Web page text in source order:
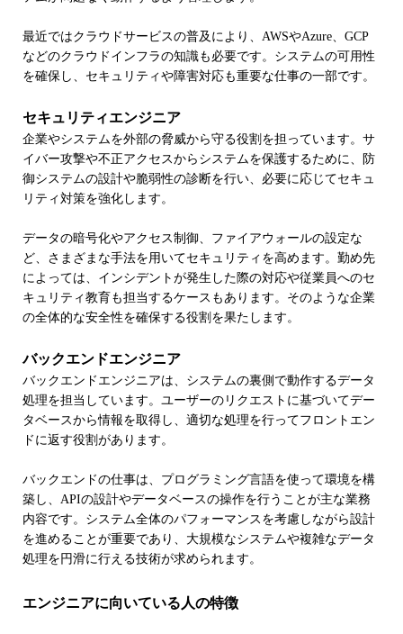
最近ではクラウドサービスの普及により、AWSやAzure、GCP
などのクラウドインフラの知識も必要です。システムの可用性
を確保し、セキュリティや障害対応も重要な仕事の一部です。
セキュリティエンジニア
企業やシステムを外部の脅威から守る役割を担っています。サ
イバー攻撃や不正アクセスからシステムを保護するために、防
御システムの設計や脆弱性の診断を行い、必要に応じてセキュ
リティ対策を強化します。
データの暗号化やアクセス制御、ファイアウォールの設定な
ど、さまざまな手法を用いてセキュリティを高めます。勤め先
によっては、インシデントが発生した際の対応や従業員へのセ
キュリティ教育も担当するケースもあります。そのような企業
の全体的な安全性を確保する役割を果たします。
バックエンドエンジニア
バックエンドエンジニアは、システムの裏側で動作するデータ
処理を担当しています。ユーザーのリクエストに基づいてデー
タベースから情報を取得し、適切な処理を行ってフロントエン
ドに返す役割があります。
バックエンドの仕事は、プログラミング言語を使って環境を構
築し、APIの設計やデータベースの操作を行うことが主な業務
内容です。システム全体のパフォーマンスを考慮しながら設計
を進めることが重要であり、大規模なシステムや複雑なデータ
処理を円滑に行える技術が求められます。
エンジニアに向いている人の特徴